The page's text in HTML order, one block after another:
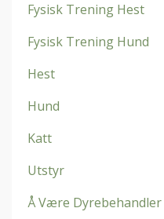
Fysisk Trening Hest
Fysisk Trening Hund
Hest
Hund
Katt
Utstyr
Å Være Dyrebehandler